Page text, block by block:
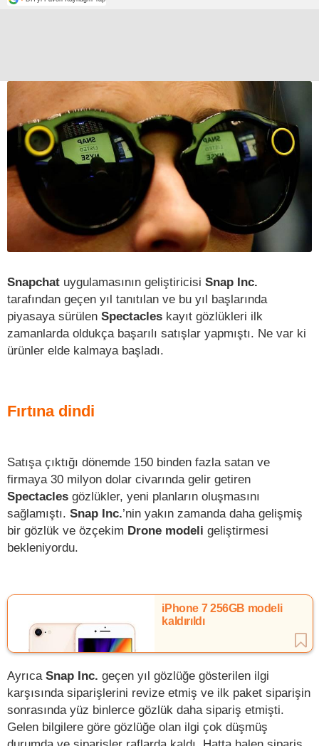
Snapchat uygulamasının geliştiricisi Snap Inc.
tarafından geçen yıl tanıtılan ve bu yıl başlarında
piyasaya sürülen Spectacles kayıt gözlükleri ilk
zamanlarda oldukça başarılı satışlar yapmıştı. Ne var ki
ürünler elde kalmaya başladı.
Fırtına dindi
Satışa çıktığı dönemde 150 binden fazla satan ve
firmaya 30 milyon dolar civarında gelir getiren
Spectacles gözlükler, yeni planların oluşmasını
sağlamıştı. Snap Inc.’nin yakın zamanda daha gelişmiş
bir gözlük ve özçekim Drone modeli geliştirmesi
bekleniyordu.
iPhone 7 256GB modeli
kaldırıldı
Ayrıca Snap Inc. geçen yıl gözlüğe gösterilen ilgi
karşısında siparişlerini revize etmiş ve ilk paket siparişin
sonrasında yüz binlerce gözlük daha sipariş etmişti.
Gelen bilgilere göre gözlüğe olan ilgi çok düşmüş